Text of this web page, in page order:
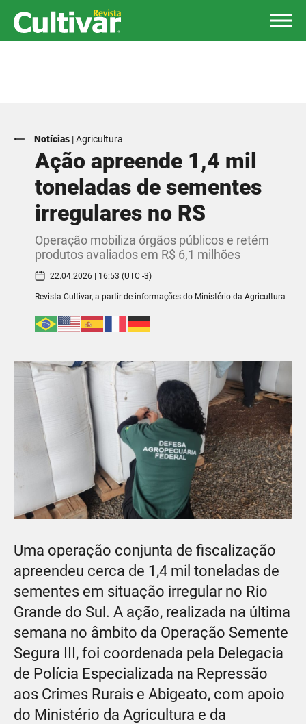
Notícias |Agricultura
Ação apreende 1,4 mil
toneladas de sementes
irregulares no RS
Operação mobiliza órgãos públicos e retém
produtos avaliados em R$ 6,1 milhões
22.04.2026 | 16:53 (UTC -3)
Revista Cultivar, a partir de informações do Ministério da Agricultura
Uma operação conjunta de fiscalização
apreendeu cerca de 1,4 mil toneladas de
sementes em situação irregular no Rio
Grande do Sul. A ação, realizada na última
semana no âmbito da Operação Semente
Segura III, foi coordenada pela Delegacia
de Polícia Especializada na Repressão
aos Crimes Rurais e Abigeato, com apoio
do Ministério da Agricultura e da